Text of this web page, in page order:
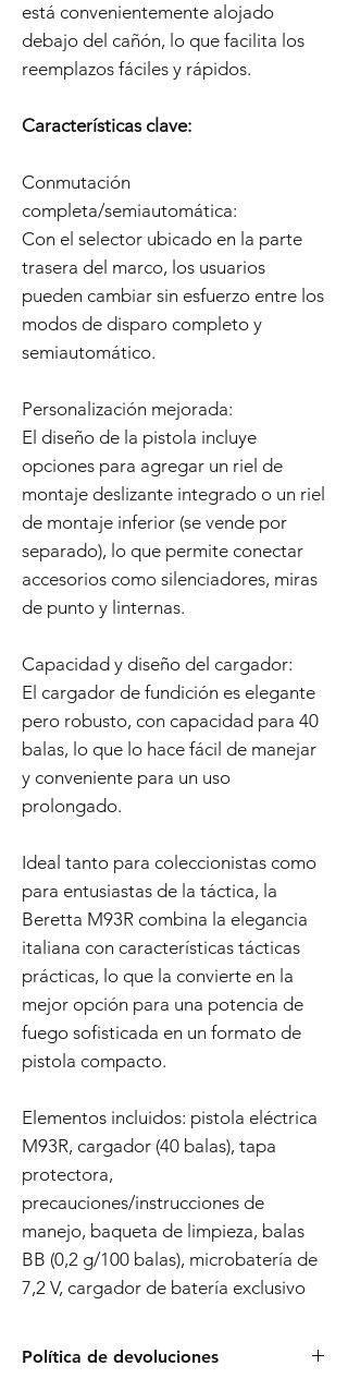
está convenientemente alojado
debajo del cañón, lo que facilita los
reemplazos fáciles y rápidos.
Características clave:
Conmutación
completa/semiautomática:
Con el selector ubicado en la parte
trasera del marco, los usuarios
pueden cambiar sin esfuerzo entre los
modos de disparo completo y
semiautomático.
Personalización mejorada:
El diseño de la pistola incluye
opciones para agregar un riel de
montaje deslizante integrado o un riel
de montaje inferior (se vende por
separado), lo que permite conectar
accesorios como silenciadores, miras
de punto y linternas.
Capacidad y diseño del cargador:
El cargador de fundición es elegante
pero robusto, con capacidad para 40
balas, lo que lo hace fácil de manejar
y conveniente para un uso
prolongado.
Ideal tanto para coleccionistas como
para entusiastas de la táctica, la
Beretta M93R combina la elegancia
italiana con características tácticas
prácticas, lo que la convierte en la
mejor opción para una potencia de
fuego sofisticada en un formato de
pistola compacto.
Elementos incluidos: pistola eléctrica
M93R, cargador (40 balas), tapa
protectora,
precauciones/instrucciones de
manejo, baqueta de limpieza, balas
BB (0,2 g/100 balas), microbatería de
7,2 V, cargador de batería exclusivo
Política de devoluciones